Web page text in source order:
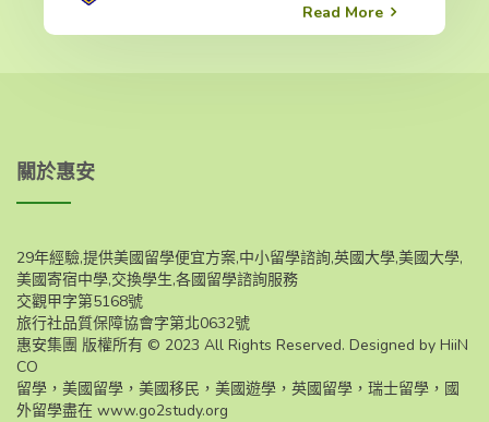
Read More
關於惠安
29年經驗,提供美國留學便宜方案,中小留學諮詢,英國大學,美國大學,
美國寄宿中學,交換學生,各國留學諮詢服務
交觀甲字第5168號
旅行社品質保障協會字第北0632號
惠安集團 版權所有 © 2023 All Rights Reserved. Designed by HiiN
CO
留學，美國留學，美國移民，美國遊學，英國留學，瑞士留學，國
外留學盡在 www.go2study.org